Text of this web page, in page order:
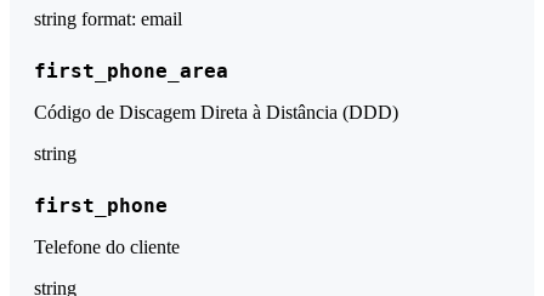
string format: email
first_phone_area
Código de Discagem Direta à Distância (DDD)
string
first_phone
Telefone do cliente
string